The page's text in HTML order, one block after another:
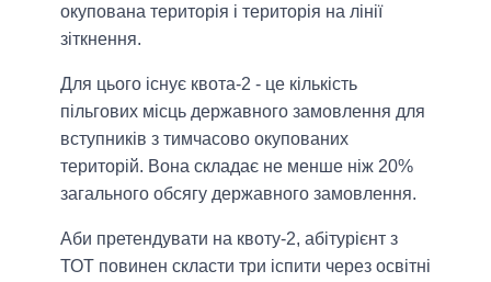
окупована територія і територія на лінії
зіткнення.
Для цього існує квота-2 - це кількість
пільгових місць державного замовлення для
вступників з тимчасово окупованих
територій. Вона складає не менше ніж 20%
загального обсягу державного замовлення.
Аби претендувати на квоту-2, абітурієнт з
ТОТ повинен скласти три іспити через освітні